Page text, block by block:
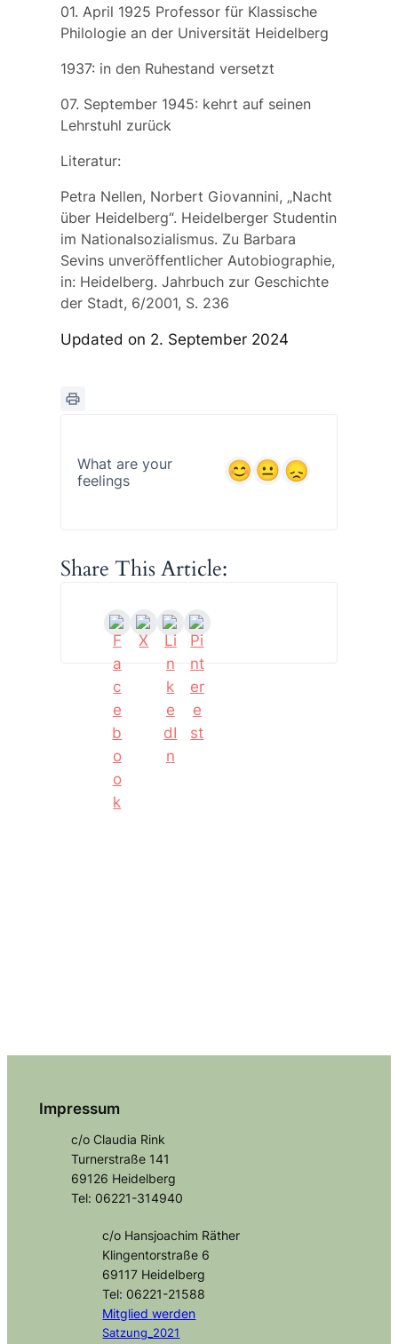
01. April 1925 Professor für Klassische
Philologie an der Universität Heidelberg
1937: in den Ruhestand versetzt
07. September 1945: kehrt auf seinen
Lehrstuhl zurück
Literatur:
Petra Nellen, Norbert Giovannini, „Nacht
über Heidelberg“. Heidelberger Studentin
im Nationalsozialismus. Zu Barbara
Sevins unveröffentlicher Autobiographie,
in: Heidelberg. Jahrbuch zur Geschichte
der Stadt, 6/2001, S. 236
Updated on 2. September 2024
What are your
feelings
Share This Article:
Impressum
c/o Claudia Rink
Turnerstraße 141
69126 Heidelberg
Tel: 06221-314940
c/o Hansjoachim Räther
Klingentorstraße 6
69117 Heidelberg
Tel: 06221-21588
Mitgliedwerden
Satzung_2021